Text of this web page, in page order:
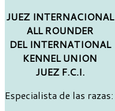
JUEZ INTERNACIONAL
ALL ROUNDER
DEL INTERNATIONAL
KENNEL UNION
JUEZ F.C.I.
Especialista de las razas: